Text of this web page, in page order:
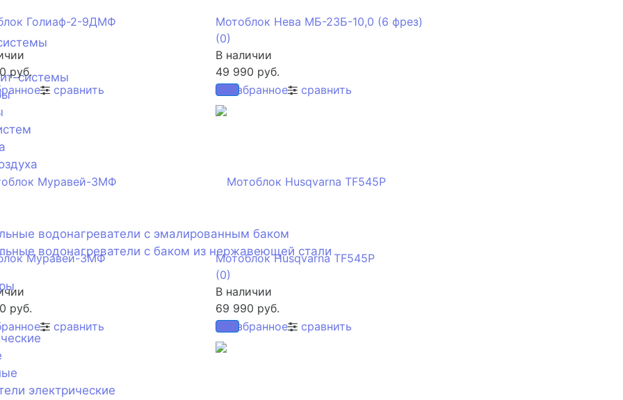
системы
водонагреватели с эмалированным баком
водонагреватели с баком из нержавеющей стали
электрические
сравнить
Голиаф-2-9ДМФ
руб.
избранное
сравнить
Мотоблок Нева МБ-23Б-10,0 (6 фрез)
(0)
В наличии
49 990 руб.
сравнить
Муравей-3МФ
руб.
избранное
сравнить
Мотоблок Husqvarna TF545P
(0)
В наличии
69 990 руб.